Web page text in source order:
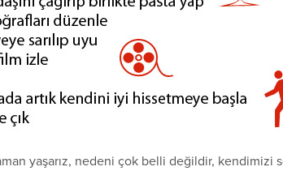
yaşarız, nedeni çok belli değildir, kendimizi